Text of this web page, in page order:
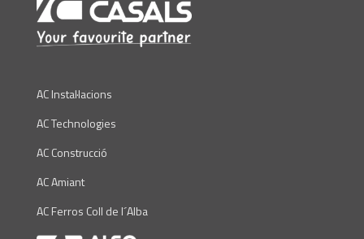
AC Instal·lacions
AC Technologies
AC Construcció
AC Amiant
AC Ferros Coll de l´Alba